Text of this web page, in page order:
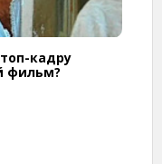
кадру
фильм?